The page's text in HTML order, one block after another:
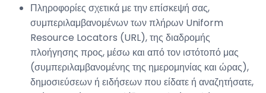
Πληροφορίες σχετικά με την επίσκεψή σας,
συμπεριλαμβανομένων των πλήρων Uniform
Resource Locators (URL), της διαδρομής
πλοήγησης προς, μέσω και από τον ιστότοπό μας
(συμπεριλαμβανομένης της ημερομηνίας και ώρας),
δημοσιεύσεων ή ειδήσεων που είδατε ή αναζητήσατε,